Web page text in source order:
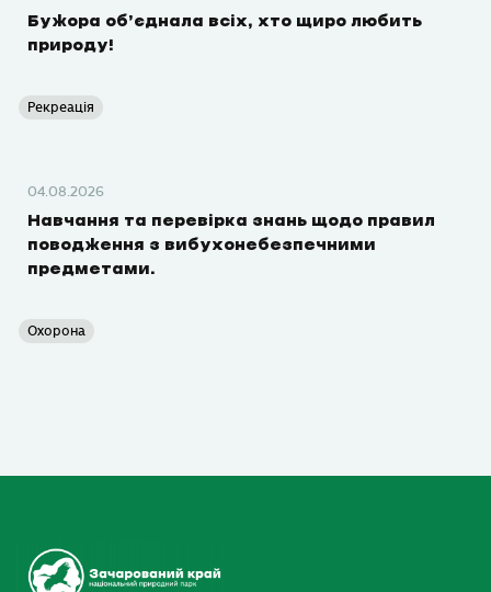
Бужора об’єднала всіх, хто щиро любить
природу!
Рекреація
04.08.2026
Навчання та перевірка знань щодо правил
поводження з вибухонебезпечними
предметами.
Охорона